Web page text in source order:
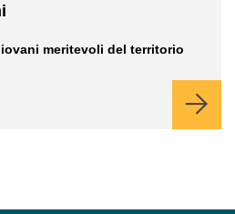
meritevoli del territorio